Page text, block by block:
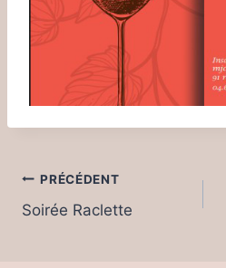
Navigation
de
PRÉCÉDENT
Soirée Raclette